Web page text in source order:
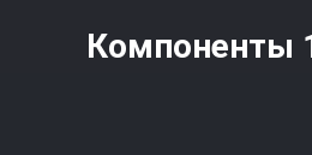
Компоненты